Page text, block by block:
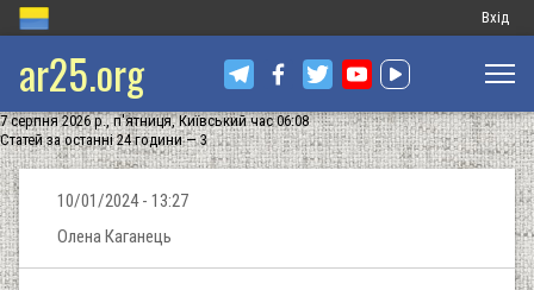
Меню
запису
Вхід
ar25.org
7 серпня 2026 р., п'ятниця, Київський час 06:08
Статей за останні 24 години — 3
10/01/2024 - 13:27
Олена Каганець